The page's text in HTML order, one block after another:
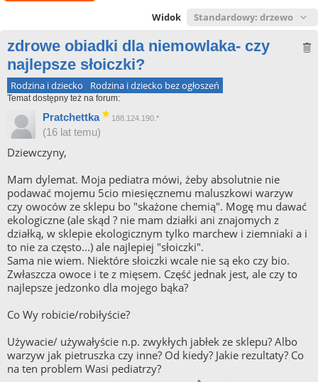
Widok
zdrowe obiadki dla niemowlaka- czy
najlepsze słoiczki?
Rodzina i dziecko Rodzina i dziecko bez ogłoszeń
Temat dostępny też na forum:
Pratchettka 188.124.190.*
(16 lat temu)
Dziewczyny,
Mam dylemat. Moja pediatra mówi, żeby absolutnie nie
podawać mojemu 5cio miesięcznemu maluszkowi warzyw
czy owoców ze sklepu bo "skażone chemią". Mogę mu dawać
ekologiczne (ale skąd ? nie mam działki ani znajomych z
działką, w sklepie ekologicznym tylko marchew i ziemniaki a i
to nie za często...) ale najlepiej "słoiczki".
Sama nie wiem. Niektóre słoiczki wcale nie są eko czy bio.
Zwłaszcza owoce i te z mięsem. Część jednak jest, ale czy to
najlepsze jedzonko dla mojego bąka?
Co Wy robicie/robiłyście?
Używacie/ używałyście n.p. zwykłych jabłek ze sklepu? Albo
warzyw jak pietruszka czy inne? Od kiedy? Jakie rezultaty? Co
na ten problem Wasi pediatrzy?